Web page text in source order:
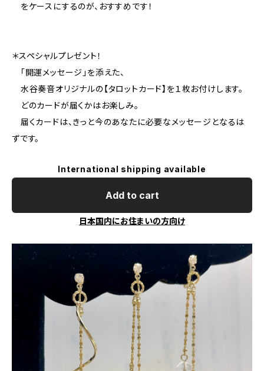
をケースにするのが、おすすめです！
＊スペシャルプレゼント！
「開運メッセージ」を添えた、
水谷奏音オリジナルの【タロットカード】を１枚お付けします。
どのカードが届くかはお楽しみ。
届くカードは、きっと今のあなたに必要なメッセージとなるは
ずです。
International shipping available
Add to cart
日本国内にお住まいの方向け